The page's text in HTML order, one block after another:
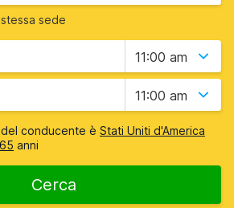
sede
11:00 am
11:00 am
conducente è Stati Uniti d'America
anni
Cerca